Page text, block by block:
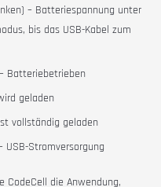
– Batteriespannung unter
bis das USB-Kabel zum
– Batteriebetrieben
geladen
vollständig geladen
USB-Stromversorgung
CodeCell die Anwendung,